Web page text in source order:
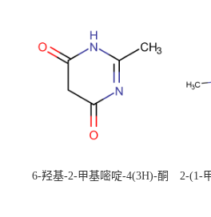
校可先用后付
6-羟基-2-甲基嘧啶-4(3H)-酮
2-(1-